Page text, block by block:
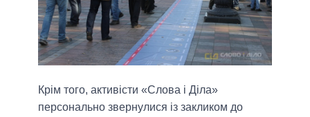
Крім того, активісти «Слова і Діла»
персонально звернулися із закликом до